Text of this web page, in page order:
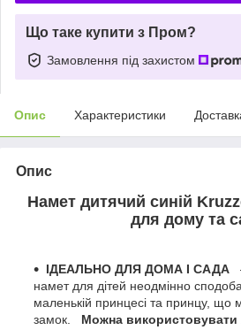
Що таке купити з Пром?
Замовлення під захистом
Опис Характеристики
Опис
Намет дитячий синій
для дому та
ІДЕАЛЬНО ДЛЯ ДОМА І САДА
намет для дітей неодмінно
маленькій принцесі та принцу, що
замок.
Можна використовувати